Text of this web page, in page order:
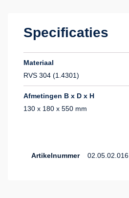
Specificaties
Materiaal
RVS 304 (1.4301)
Afmetingen B x D x H
130 x 180 x 550 mm
Artikelnummer 02.05.02.016